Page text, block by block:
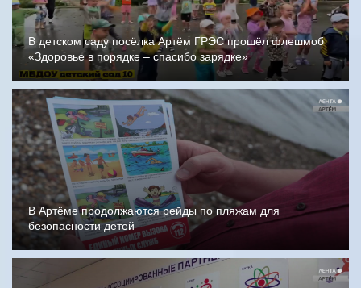
В детском саду посёлка Артём ГРЭС прошёл флешмоб
«Здоровье в порядке – спасибо зарядке»
В Артёме продолжаются рейды по пляжам для
безопасности детей